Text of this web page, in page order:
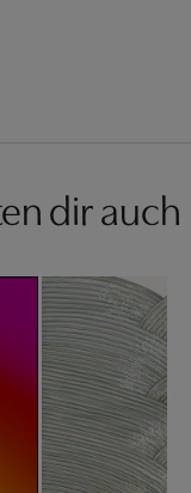
dir auch